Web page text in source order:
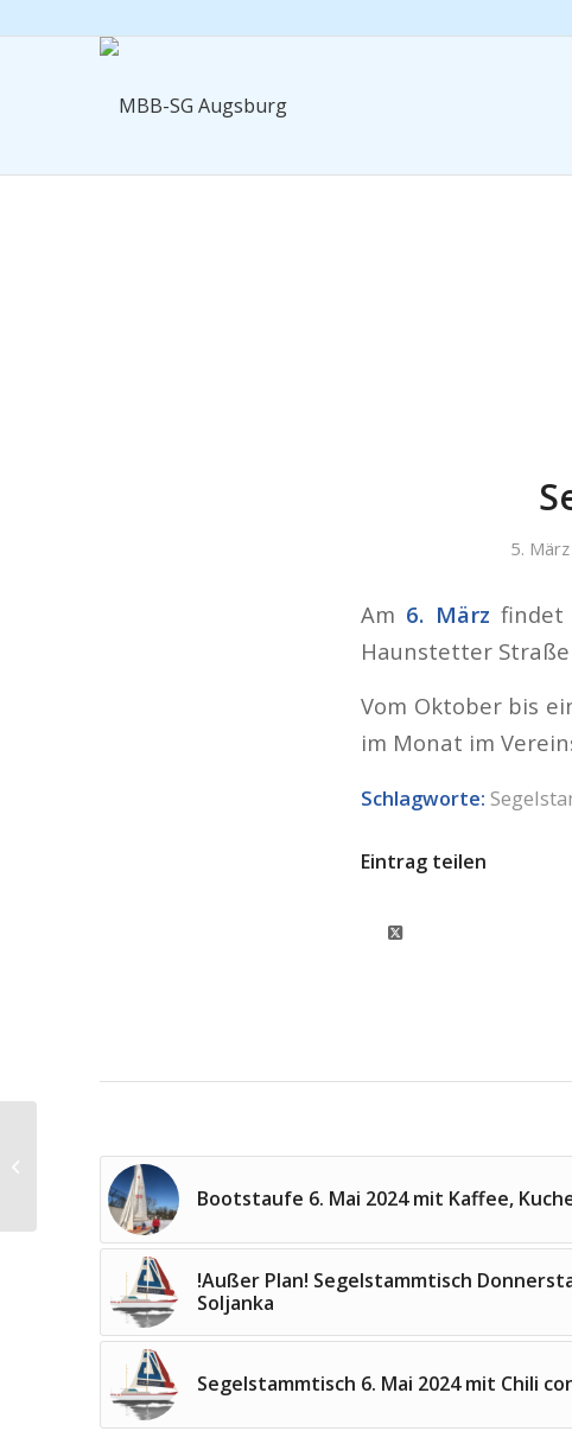
5.
Am 6. Märzfindet
Haunstetter
Vom Oktober bis
im Monat im
Schlagworte:
Eintrag teilen
Bootstaufe 6. Mai 2024 mit Kaffee,
!Außer Plan! Segelstammtisch
Soljanka
Segelstammtisch 6. Mai 2024 mit Chili
Ab März starten wir in die
Rückrunde